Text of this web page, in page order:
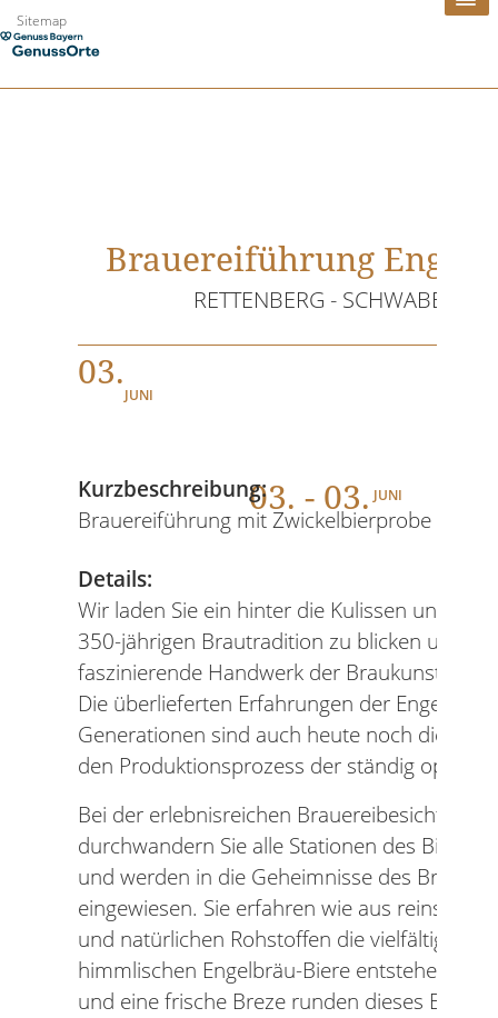
Zum
Inhalt
Sitemap
Brauereiführung
RETTENBERG - SCHWABEN
03.
JUNI
03. - 03. JUNI
Kurzbeschreibung:
Brauereiführung mit Zwickelbierprobe
Details:
Wir laden Sie ein hinter die Kulissen unserer
350-jährigen Brautradition zu blicken und
faszinierende Handwerk der Braukunst zu
Die überlieferten Erfahrungen der Engelbräu-
Generationen sind auch heute noch die
den Produktionsprozess der ständig
Bei der erlebnisreichen Brauereibesichtigung
durchwandern Sie alle Stationen des
und werden in die Geheimnisse des
eingewiesen. Sie erfahren wie aus reinstem
und natürlichen Rohstoffen die vielfältigen,
himmlischen Engelbräu-Biere entstehen.
und eine frische Breze runden dieses